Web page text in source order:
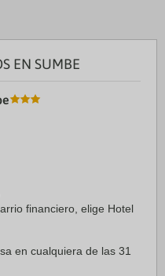
EN SUMBE
financiero, elige Hotel
en cualquiera de las 31